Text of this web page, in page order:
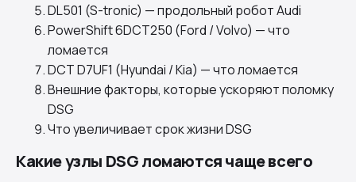
DL501 (S-tronic) — продольный робот Audi
PowerShift 6DCT250 (Ford / Volvo) — что
ломается
DCT D7UF1 (Hyundai / Kia) — что ломается
Внешние факторы, которые ускоряют поломку
DSG
Что увеличивает срок жизни DSG
Какие узлы DSG ломаются чаще всего